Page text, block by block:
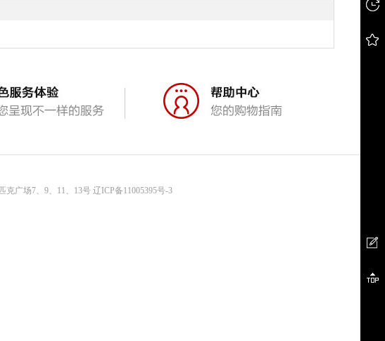
克广场7、9、11、13号 辽ICP备11005395号-3